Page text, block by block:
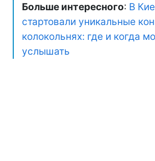
Больше интересного: В
стартовали уникальные
колокольнях: где и когда
услышать